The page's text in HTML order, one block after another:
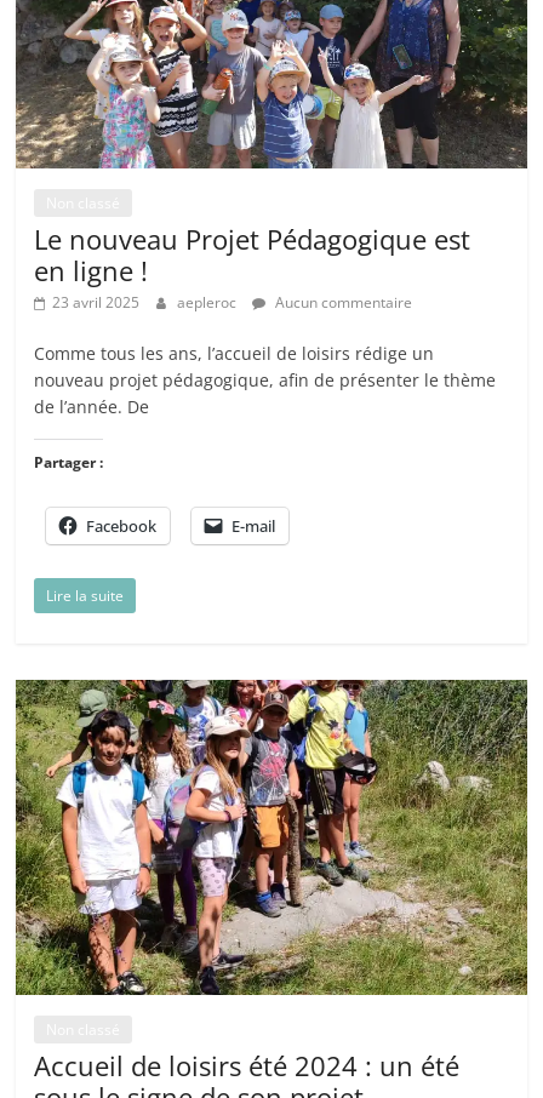
Le nouveau Projet Pédagogique est
en ligne !
23 avril 2025 aepleroc Aucun commentaire
Comme tous les ans, l’accueil de loisirs rédige un
nouveau projet pédagogique, afin de présenter le thème
de l’année. De
Partager :
Facebook E-mail
Lire la suite
Accueil de loisirs été 2024 : un été